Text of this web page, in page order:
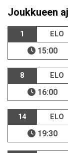
Joukkueen
1 ELO
15:00
8 ELO
16:00
14 ELO
19:30